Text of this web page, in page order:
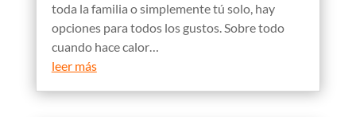
toda la familia o simplemente tú solo, hay
opciones para todos los gustos. Sobre todo
cuando hace calor…
leer más